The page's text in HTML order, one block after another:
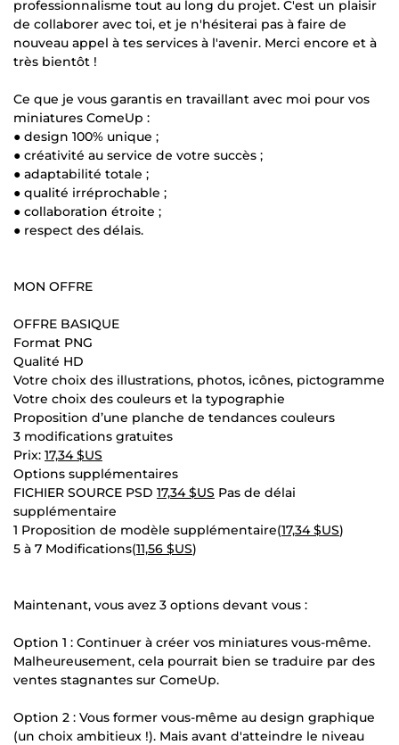
professionnalisme tout au long du projet. C'est un plaisir
de collaborer avec toi, et je n'hésiterai pas à faire de
nouveau appel à tes services à l'avenir. Merci encore et à
très bientôt !
Ce que je vous garantis en travaillant avec moi pour vos
miniatures ComeUp :
● design 100% unique ;
● créativité au service de votre succès ;
● adaptabilité totale ;
● qualité irréprochable ;
● collaboration étroite ;
● respect des délais.
MON OFFRE
OFFRE BASIQUE
Format PNG
Qualité HD
Votre choix des illustrations, photos, icônes, pictogramme
Votre choix des couleurs et la typographie
Proposition d’une planche de tendances couleurs
3 modifications gratuites
Prix: 17,34 $US
Options supplémentaires
FICHIER SOURCE PSD 17,34 $US Pas de délai
supplémentaire
1 Proposition de modèle supplémentaire(17,34 $US)
5 à 7 Modifications(11,56 $US)
Maintenant, vous avez 3 options devant vous :
Option 1 : Continuer à créer vos miniatures vous-même.
Malheureusement, cela pourrait bien se traduire par des
ventes stagnantes sur ComeUp.
Option 2 : Vous former vous-même au design graphique
(un choix ambitieux !). Mais avant d'atteindre le niveau